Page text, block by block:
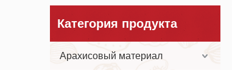
Категория продукта
Арахисовый материал